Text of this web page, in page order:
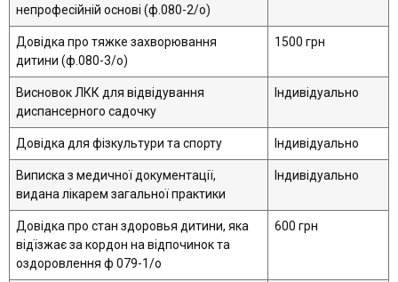
непрофесійній основі (ф.080-2/о)
Довідка про тяжке захворювання
дитини (ф.080-3/о)
1500 грн
Висновок ЛКК для відвідування
диспансерного садочку
Індивідуально
Довідка для фізкультури та спорту Індивідуально
Виписка з медичної документації,
видана лікарем загальної практики
Індивідуально
Довідка про стан здоровья дитини, яка
відїзжає за кордон на відпочинок та
оздоровлення ф 079-1/о
600 грн